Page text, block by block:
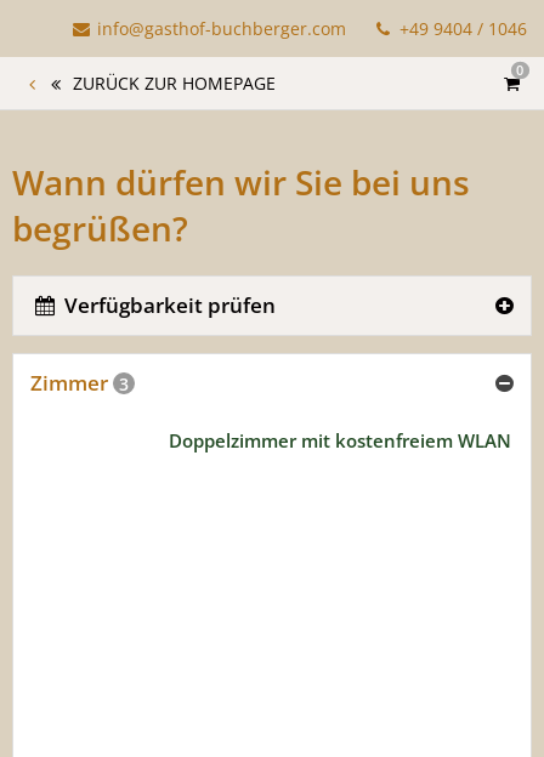
info@gasthof-buchberger.com +49 9404 / 1046
0
ZURÜCK ZUR HOMEPAGE
Wann dürfen wir Sie bei uns
begrüßen?
Verfügbarkeit prüfen
Zimmer 3
Doppelzimmer mit kostenfreiem WLAN